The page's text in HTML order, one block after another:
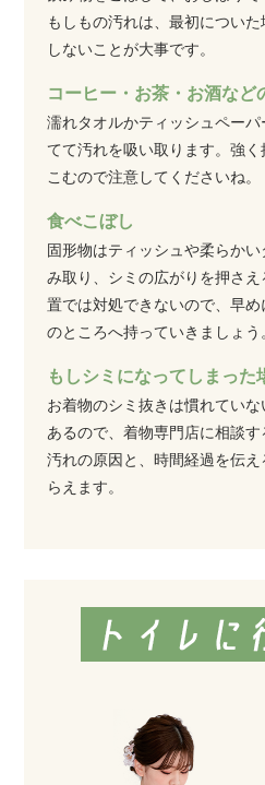
もしもの汚れは、最初につい
しないことが大事です。
コーヒー・お茶・お酒など
濡れタオルかティッシュペー
てて汚れを吸い取ります。強
こむので注意してくださいね。
食べこぼし
固形物はティッシュや柔らか
み取り、シミの広がりを押さ
置では対処できないので、早
のところへ持っていきましょう
もしシミになってしまった
お着物のシミ抜きは慣れてい
あるので、着物専門店に相談す
汚れの原因と、時間経過を伝
らえます。